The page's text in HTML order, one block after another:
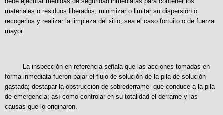
materiales o residuos liberados, minimizar o limitar su dispersión o
recogerlos y realizar la limpieza del sitio, sea el caso fortuito o de fuerza
mayor.
La inspección en referencia señala que las acciones tomadas en
forma inmediata fueron bajar el flujo de solución de la pila de solución
gastada; destapar la obstrucción de sobrederrame que conduce a la pila
de emergencia; así como controlar en su totalidad el derrame y las
causas que lo originaron.